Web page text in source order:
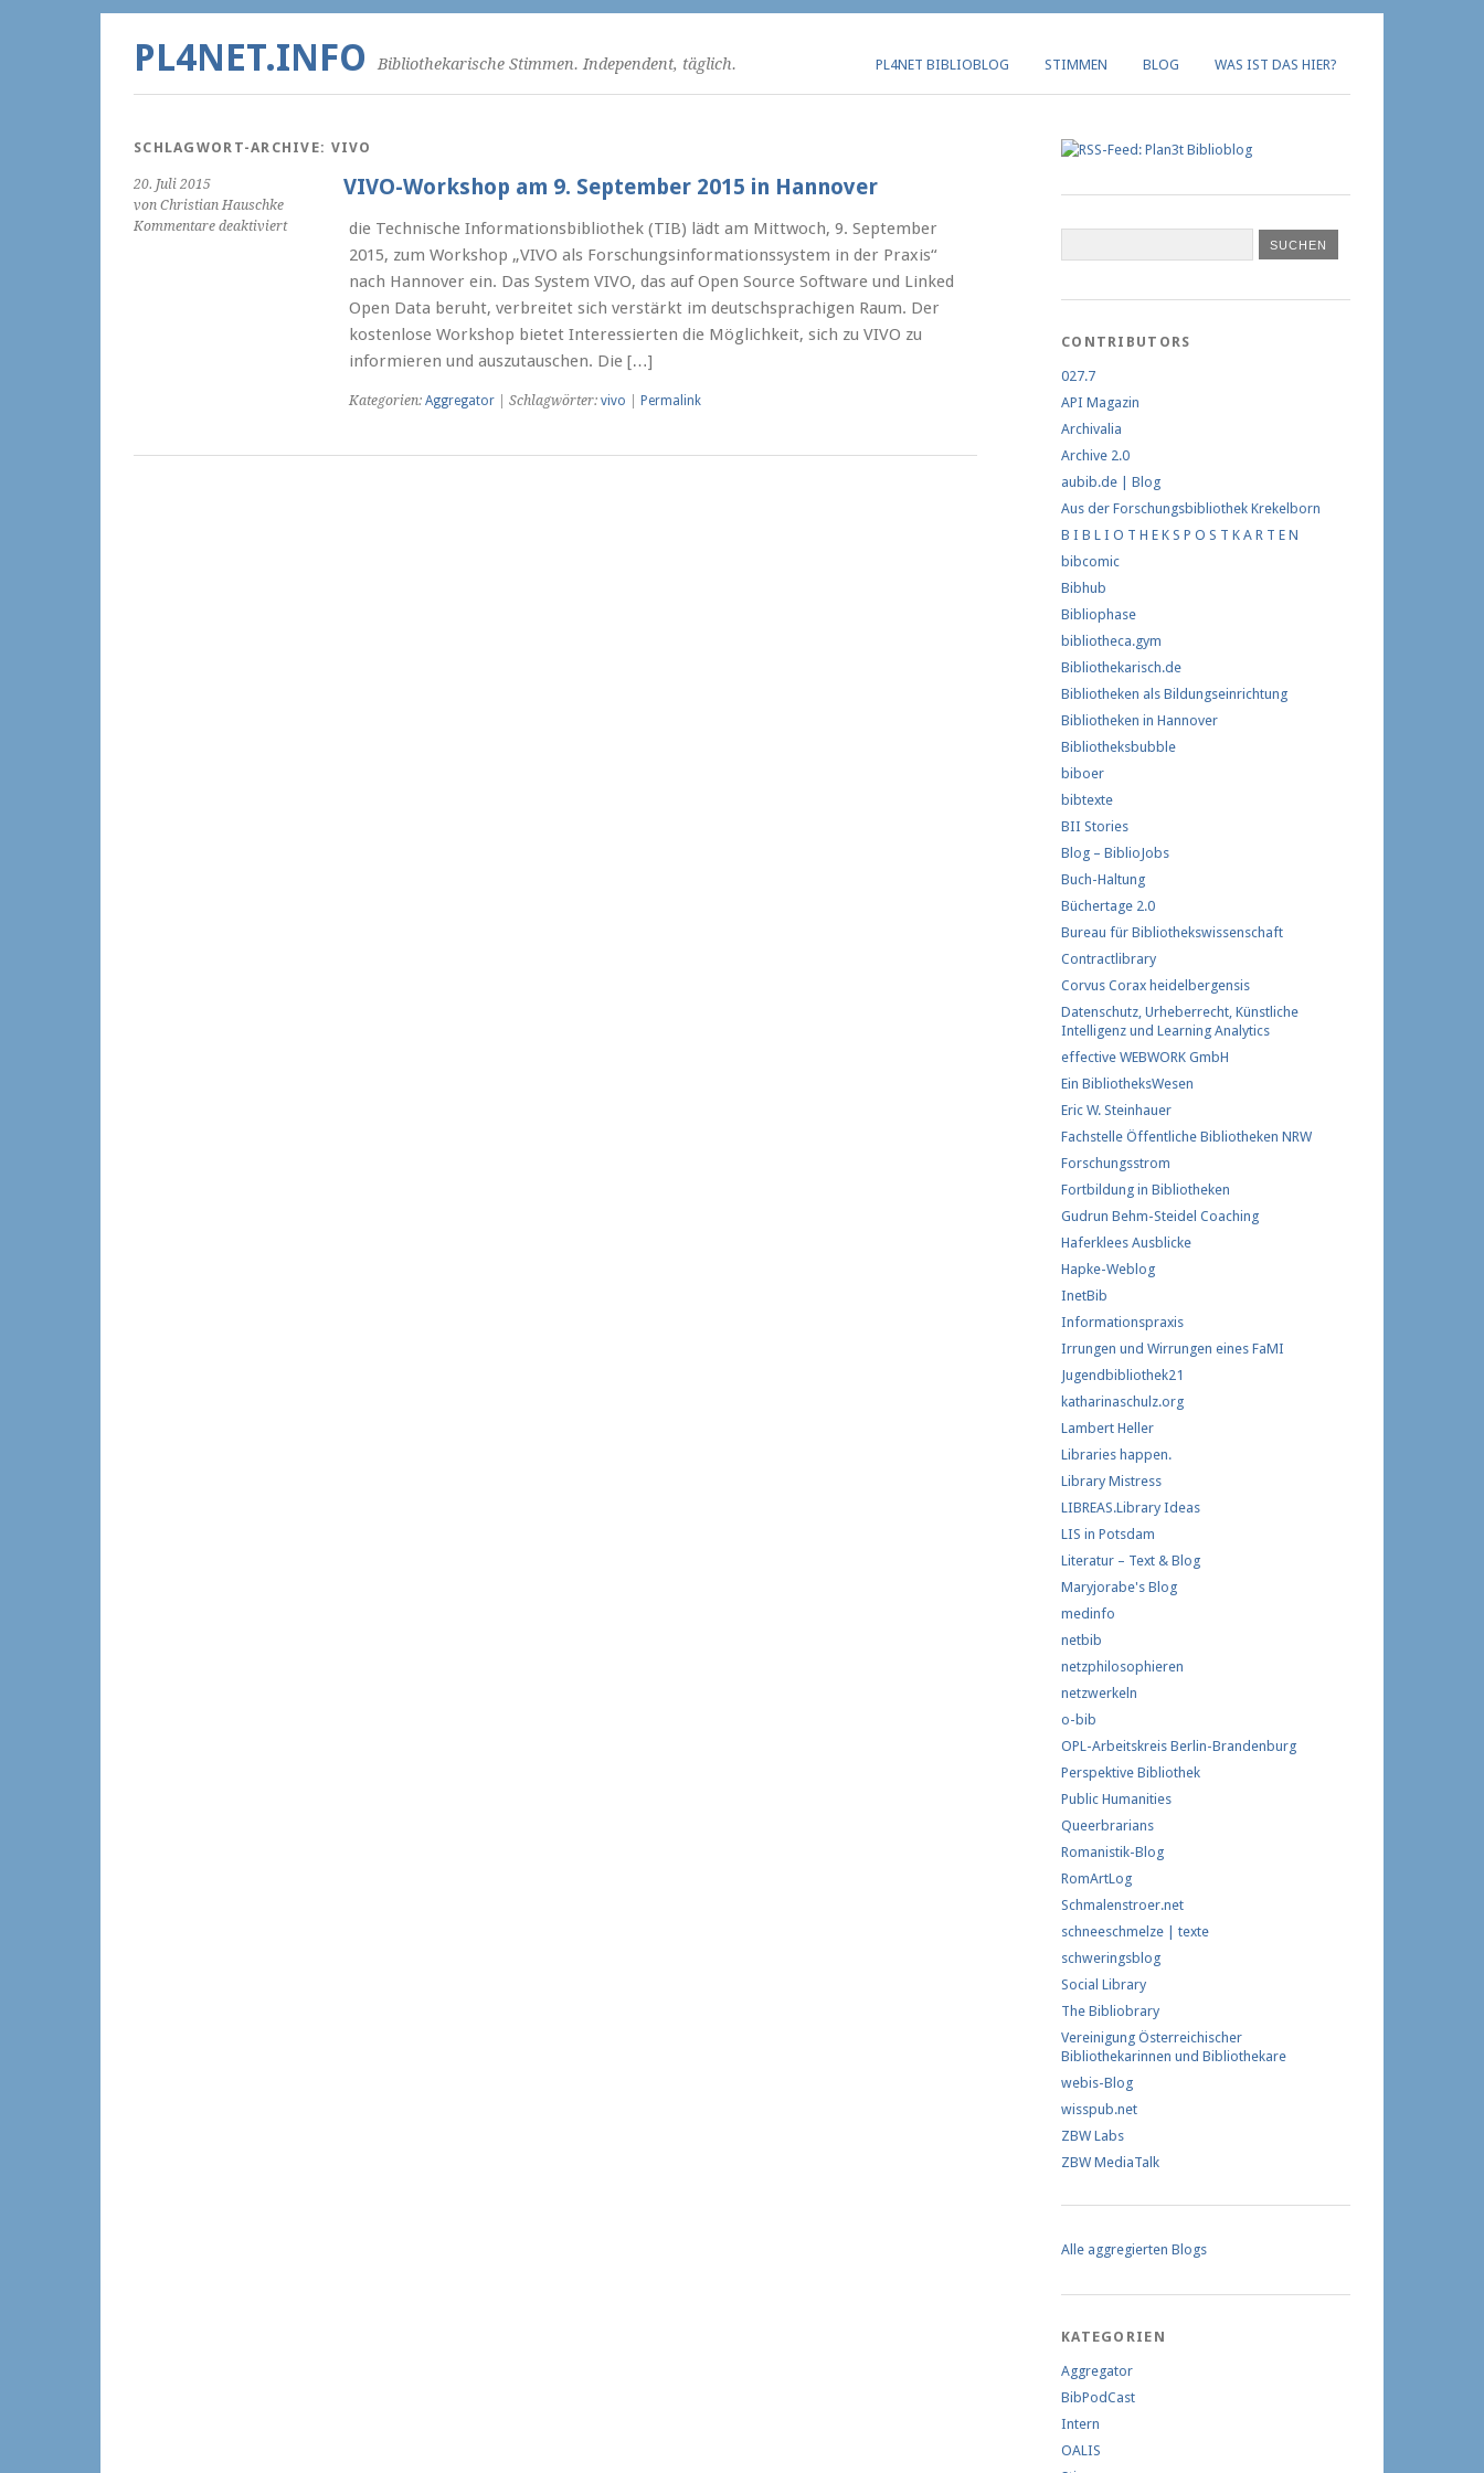
PL4NET BIBLIOBLOG STIMMEN BLOG WAS IST DAS HIER?
PL4NET.INFO Bibliothekarische Stimmen. Independent, täglich.
SCHLAGWORT-ARCHIVE: VIVO
20. Juli 2015
von Christian Hauschke
Kommentare deaktiviertfür
September
VIVO-Workshop am 9. September 2015 in Hannover
die Technische Informationsbibliothek (TIB) lädt am Mittwoch, 9. September
2015, zum Workshop „VIVO als Forschungsinformationssystem in der Praxis“
nach Hannover ein. Das System VIVO, das auf Open Source Software und Linked
Open Data beruht, verbreitet sich verstärkt im deutschsprachigen Raum. Der
kostenlose Workshop bietet Interessierten die Möglichkeit, sich zu VIVO zu
informieren und auszutauschen. Die […]
Kategorien: Aggregator| Schlagwörter: vivo Permalink
CONTRIBUTORS
027.7
API Magazin
Archivalia
Archive 2.0
aubib.de | Blog
Aus der Forschungs­bibliothek Krekelborn
B I B L I O T H E K S P O S T K A R T E N
bibcomic
Bibhub
Bibliophase
bibliotheca.gym
Bibliothekarisch.de
Bibliotheken als Bildungseinrichtung
Bibliotheken in Hannover
Bibliotheksbubble
biboer
bibtexte
BII Stories
Blog – BiblioJobs
Buch-Haltung
Büchertage 2.0
Bureau für Bibliothekswissenschaft
Contractlibrary
Corvus Corax heidelbergensis
Datenschutz, Urheberrecht, Künstliche
Intelligenz und Learning Analytics
effective WEBWORK GmbH
Ein BibliotheksWesen
Eric W. Steinhauer
Fachstelle Öffentliche Bibliotheken NRW
Forschungs​strom​
Fortbildung in Bibliotheken
Gudrun Behm-Steidel Coaching
Haferklees Ausblicke
Hapke-Weblog
InetBib
Informationspraxis
Irrungen und Wirrungen eines FaMI
Jugendbibliothek21
katharinaschulz.org
Lambert Heller
Libraries happen.
Library Mistress
LIBREAS.Library Ideas
LIS in Potsdam
Literatur – Text & Blog
Maryjorabe's Blog
medinfo
netbib
netzphilosophieren
netzwerkeln
o-bib
OPL-Arbeitskreis Berlin-Brandenburg
Perspektive Bibliothek
Public Humanities
Queerbrarians
Romanistik-Blog
RomArtLog
Schmalenstroer.net
schneeschmelze | texte
schweringsblog
Social Library
The Bibliobrary
Vereinigung Österreichischer
Bibliothekarinnen und Bibliothekare
webis-Blog
wisspub.net
ZBW Labs
ZBW MediaTalk
Alle aggregierten Blogs
KATEGORIEN
Aggregator
BibPodCast
Intern
OALIS